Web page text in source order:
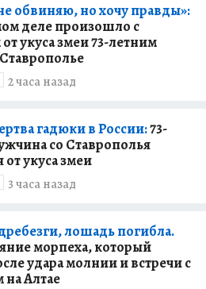
обвиняю, но хочу правды»:
деле произошло с
укуса змеи 73-летним
2 часа назад
гадюки в России:73-
со Ставрополья
от укуса змеи
3 часа назад
лошадь погибла.
морпеха, который
удара молнии и встречи с
Алтае